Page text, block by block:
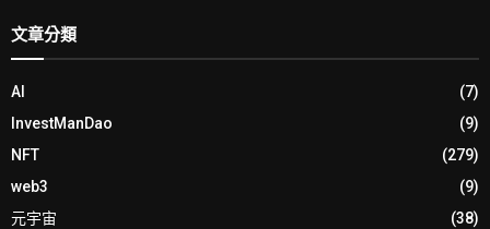
文章分類
AI
(7)
InvestManDao
(9)
NFT
(279)
web3
(9)
元宇宙
(38)